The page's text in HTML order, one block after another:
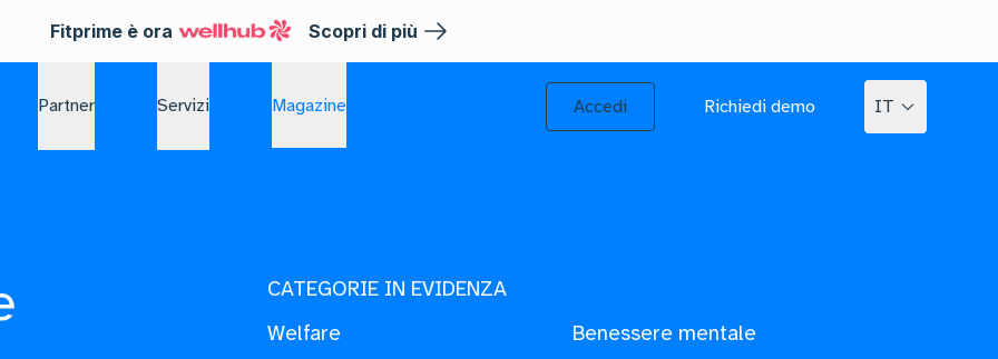
Fitprime è ora Scopri di più
Partner Servizi Magazine Accedi Richiedi demo IT
CATEGORIE IN EVIDENZA
Welfare
Benessere mentale